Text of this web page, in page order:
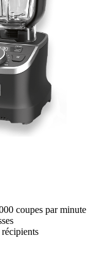
coupes par minute